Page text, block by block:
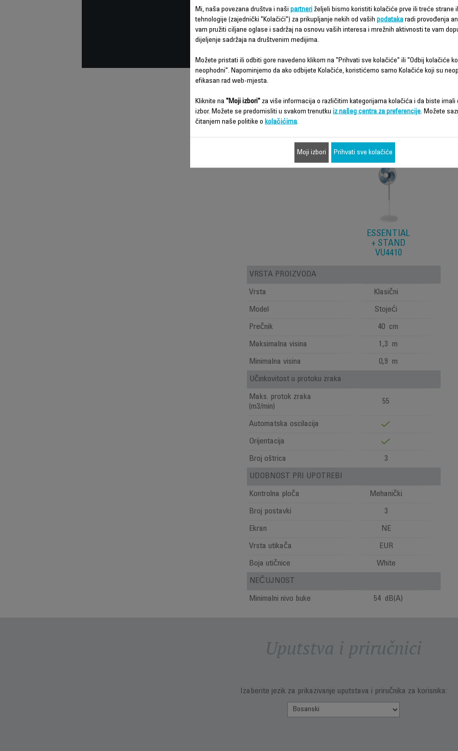
Karakteristike - Poređenje
ESSENTIAL
+ STAND
VU4410
VRSTA PROIZVODA
Vrsta Klasični
Model Stojeći
Prečnik 40 cm
Maksimalna visina 1,3 m
Minimalna visina 0,9 m
Učinkovitost u protoku zraka
Maks. protok zraka
(m3/min)
55
Automatska oscilacija
Orijentacija
Broj oštrica 3
UDOBNOST PRI UPOTREBI
Kontrolna ploča Mehanički
Broj postavki 3
Ekran NE
Vrsta utikača EUR
Boja utičnice White
NEČUJNOST
Minimalni nivo buke 54 dB(A)
Uputstva i priručnici
Izaberite jezik za prikazivanje uputstava i priručnika za korisnika:
Mi, naša povezana društva i naši partneri željeli bismo koristiti kolačiće prve ili treće strane
tehnologije (zajednički "Kolačići") za prikupljanje nekih od vaših podataka radi provođenja
vam pružiti ciljane oglase i sadržaj na osnovu vaših interesa i mrežnih aktivnosti te vam
dijeljenje sadržaja na društvenim medijima.
Možete pristati ili odbiti gore navedeno klikom na "Prihvati sve kolačiće" ili "Odbij kolačiće
neophodni". Napominjemo da ako odbijete Kolačiće, koristićemo samo Kolačiće koji su
efikasan rad web-mjesta.
Kliknite na "Moji izbori" za više informacija o različitim kategorijama kolačića i da biste imali
izbor. Možete se predomisliti u svakom trenutku iz našeg centra za preferencije. Možete
čitanjem naše politike o kolačićima.
Moji izbori Prihvati sve kolačiće